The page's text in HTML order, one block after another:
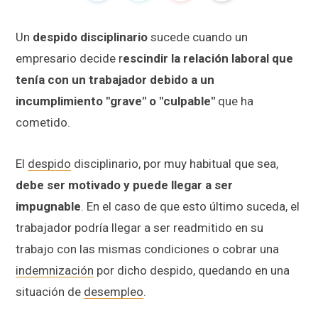
Un despido disciplinario sucede cuando un
empresario decide rescindir la relación laboral que
tenía con un trabajador debido a un
incumplimiento "grave" o "culpable" que ha
cometido.
El despido disciplinario, por muy habitual que sea,
debe ser motivado y puede llegar a ser
impugnable. En el caso de que esto último suceda, el
trabajador podría llegar a ser readmitido en su
trabajo con las mismas condiciones o cobrar una
indemnización por dicho despido, quedando en una
situación de desempleo.